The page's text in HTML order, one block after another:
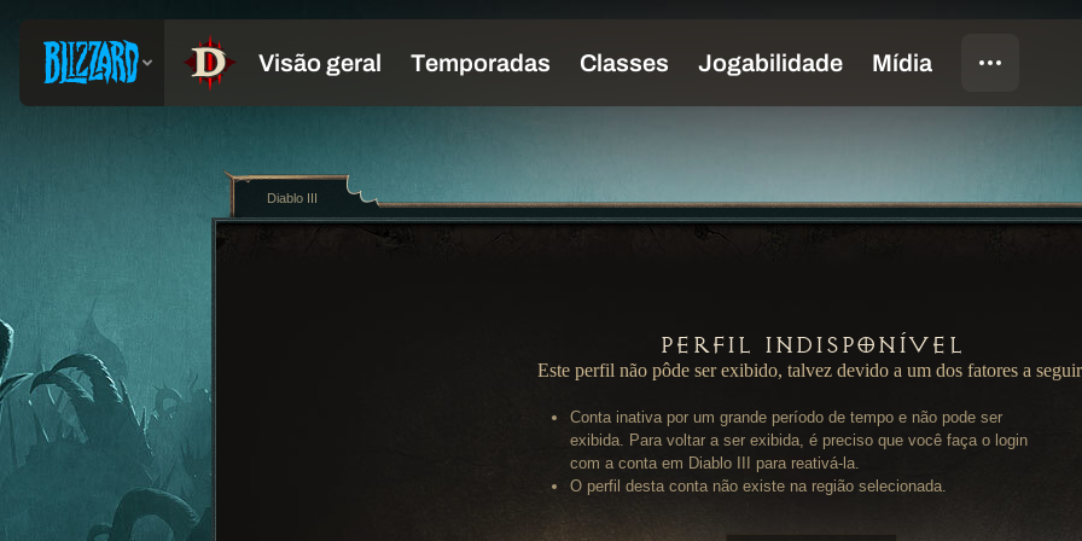
Perfil Indisponível
Este perfil não pôde ser exibido, talvez devido a um dos fatores a
Conta inativa por um grande período de tempo e não pode ser
exibida. Para voltar a ser exibida, é preciso que você faça o login
com a conta em Diablo III para reativá-la.
O perfil desta conta não existe na região selecionada.
Diablo III